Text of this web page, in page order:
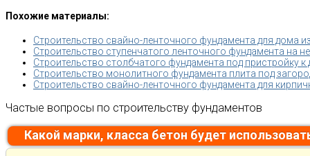
Похожие материалы:
Строительство свайно-ленточного фундамента для дома
Строительство ступенчатого ленточного фундамента на
Строительство столбчатого фундамента под пристройку к
Строительство монолитного фундамента плита под
Строительство свайно-ленточного фундамента для
Частые вопросы по строительству фундаментов
Какой марки, класса бетон будет